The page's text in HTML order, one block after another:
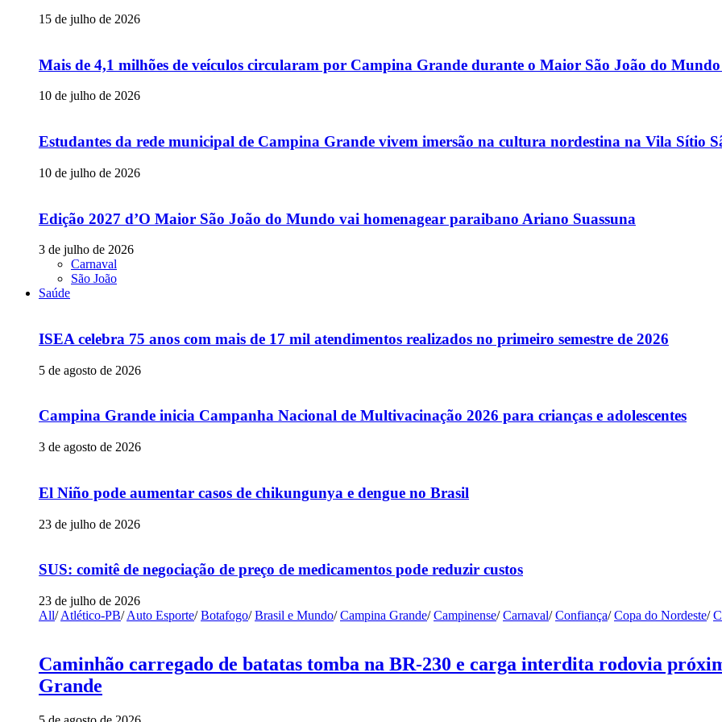
15 de julho de 2026
Mais de 4,1 milhões de veículos circularam por Campina Grande durante o Maior São João do Mundo
10 de julho de 2026
Estudantes da rede municipal de Campina Grande vivem imersão na cultura nordestina na Vila Sítio
10 de julho de 2026
Edição 2027 d’O Maior São João do Mundo vai homenagear paraibano Ariano Suassuna
3 de julho de 2026
Carnaval
São João
Saúde
ISEA celebra 75 anos com mais de 17 mil atendimentos realizados no primeiro semestre de 2026
5 de agosto de 2026
Campina Grande inicia Campanha Nacional de Multivacinação 2026 para crianças e adolescentes
3 de agosto de 2026
El Niño pode aumentar casos de chikungunya e dengue no Brasil
23 de julho de 2026
SUS: comitê de negociação de preço de medicamentos pode reduzir custos
23 de julho de 2026
All/ Atlético-PB/ Auto Esporte/ Botafogo/ Brasil e Mundo/ Campina Grande/ Campinense/ Carnaval/ Confiança/ Copa do Nordeste/
Caminhão carregado de batatas tomba na BR-230 e carga interdita rodovia
Grande